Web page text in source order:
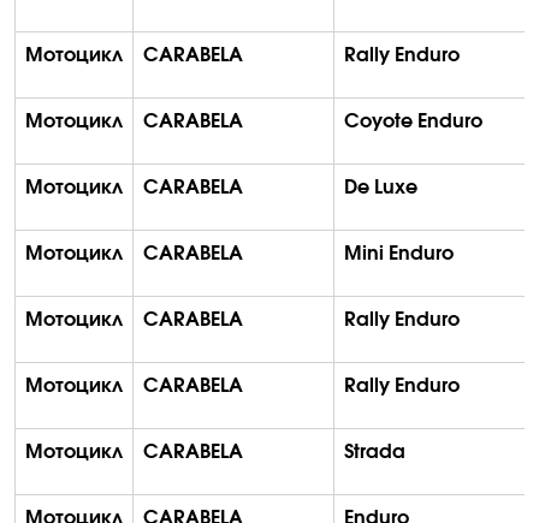
Мотоцикл CARABELA Rally Enduro
Мотоцикл CARABELA Coyote Enduro
Мотоцикл CARABELA De Luxe
Мотоцикл CARABELA Mini Enduro
Мотоцикл CARABELA Rally Enduro
Мотоцикл CARABELA Rally Enduro
Мотоцикл CARABELA Strada
Мотоцикл CARABELA Enduro